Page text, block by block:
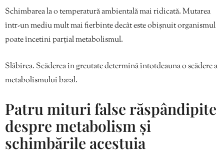
Schimbarea la o temperatură ambientală mai ridicată. Mutarea
într-un mediu mult mai fierbinte decât este obișnuit organismul
poate încetini parțial metabolismul.
Slăbirea. Scăderea în greutate determină întotdeauna o scădere a
metabolismului bazal.
Patru mituri false răspândipite
despre metabolism și
schimbările acestuia